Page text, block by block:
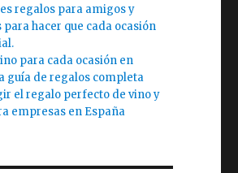
regalos para amigos y
hacer que cada ocasión
para cada ocasión en
guía de regalos completa
el regalo perfecto de vino y
empresas en España